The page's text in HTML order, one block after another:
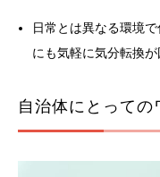
日常とは異なる環境
にも気軽に気分転換が
自治体にとっての